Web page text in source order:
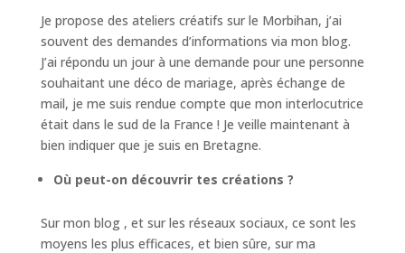
Je propose des ateliers créatifs sur le Morbihan, j’ai
souvent des demandes d’informations via mon blog.
J’ai répondu un jour à une demande pour une personne
souhaitant une déco de mariage, après échange de
mail, je me suis rendue compte que mon interlocutrice
était dans le sud de la France ! Je veille maintenant à
bien indiquer que je suis en Bretagne.
Où peut-on découvrir tes créations ?
Sur mon blog , et sur les réseaux sociaux, ce sont les
moyens les plus efficaces, et bien sûre, sur ma